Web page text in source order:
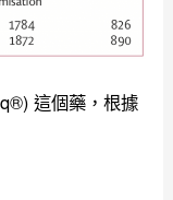
這個藥，根據